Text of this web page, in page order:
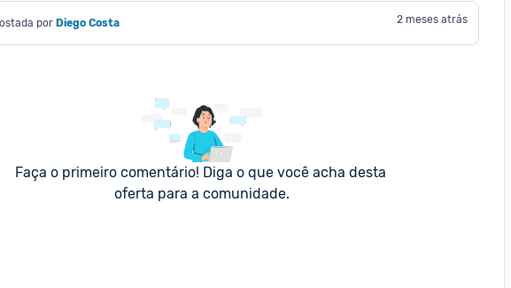
por Diego Costa 2 meses atrás
Faça o primeiro comentário! Diga o que você acha desta
oferta para a comunidade.